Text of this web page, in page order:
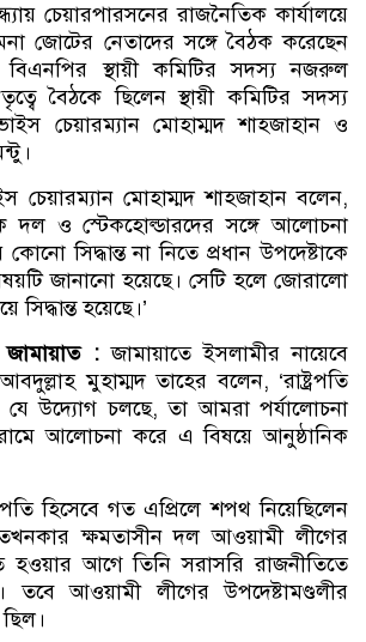
চেয়ারপারসনের রাজনৈতিক কার্যালয়ে
জোটের নেতাদের সঙ্গে বৈঠক করেছেন
বিএনপির স্থায়ী কমিটির সদস্য নজরুল
বৈঠকে ছিলেন স্থায়ী কমিটির সদস্য
চেয়ারম্যান মোহাম্মদ শাহজাহান ও
চেয়ারম্যান মোহাম্মদ শাহজাহান বলেন,
দল ও স্টেকহোল্ডারদের সঙ্গে আলোচনা
কোনো সিদ্ধান্ত না নিতে প্রধান উপদেষ্টাকে
জানানো হয়েছে। সেটি হলে জোরালো
সিদ্ধান্ত হয়েছে।’
জামায়াত :জামায়াতে ইসলামীর নায়েবে
মুহাম্মদ তাহের বলেন, ‘রাষ্ট্রপতি
যে উদ্যোগ চলছে, তা আমরা পর্যালোচনা
আলোচনা করে এ বিষয়ে আনুষ্ঠানিক
হিসেবে গত এপ্রিলে শপথ নিয়েছিলেন
ক্ষমতাসীন দল আওয়ামী লীগের
হওয়ার আগে তিনি সরাসরি রাজনীতিতে
তবে আওয়ামী লীগের উপদেষ্টামণ্ডলীর